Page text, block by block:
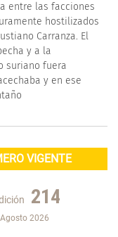
entre las facciones
hostilizados
Carranza. El
y a la
suriano fuera
y en ese
VIGENTE
214
Agosto 2026